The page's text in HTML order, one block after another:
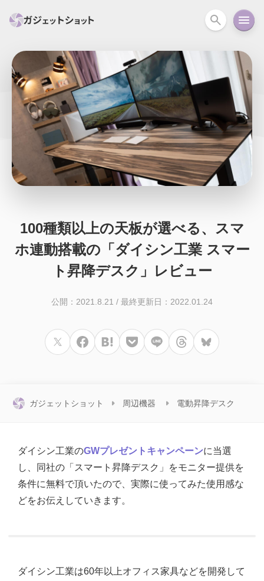
すべて スマホ PC関連 カメラ ウェア
セール情報 スマートホーム アクションカメラ カメラ
iPhone iPad Mac Android コラム
ガイド ニュース オーディオ 周辺機器
100種類以上の天板が選べる、スマ
ホ連動搭載の「ダイシン工業 スマー
ト昇降デスク」レビュー
公開：2021.8.21 / 最終更新日：2022.01.24
ガジェットショット 周辺機器 電動昇降デスク
ダイシン工業のGWプレゼントキャンペーンに当選
し、同社の「スマート昇降デスク」をモニター提供を
条件に無料で頂いたので、実際に使ってみた使用感な
どをお伝えしていきます。
ダイシン工業は60年以上オフィス家具などを開発して